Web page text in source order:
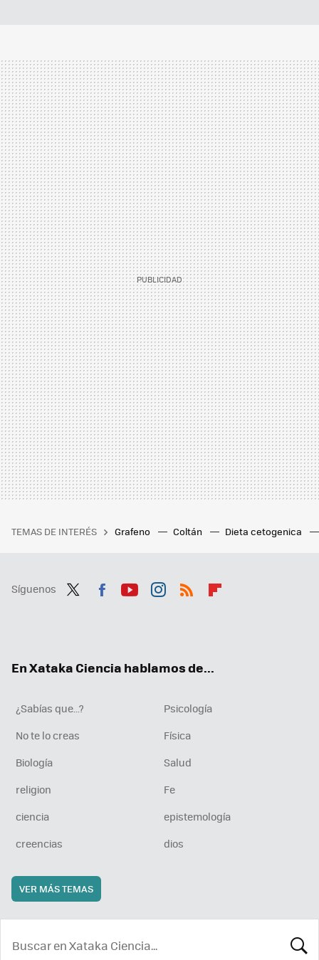
TEMAS DE INTERÉS Grafeno Coltán Dieta cetogenica
Síguenos
En Xataka Ciencia hablamos de...
¿Sabías que...?
Psicología
No te lo creas
Física
Biología
Salud
religion
Fe
ciencia
epistemología
creencias
dios
VER MÁS TEMAS